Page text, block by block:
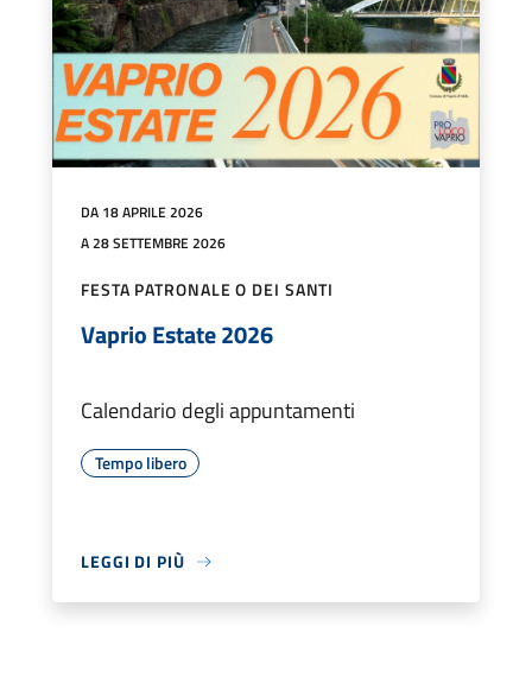
DA 18 APRILE 2026
A 28 SETTEMBRE 2026
FESTA PATRONALE O DEI SANTI
Vaprio Estate 2026
Calendario degli appuntamenti
Tempo libero
LEGGI DI PIÙ